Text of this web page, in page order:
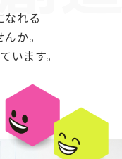
なれる
か。
います。